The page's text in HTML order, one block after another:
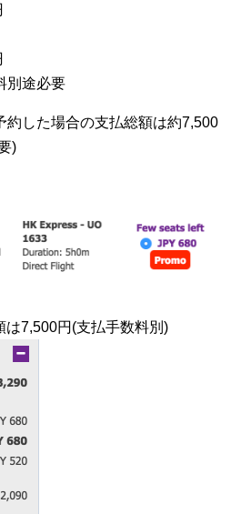
別途必要
約した場合の支払総額は約7,500
)
7,500円(支払手数料別)